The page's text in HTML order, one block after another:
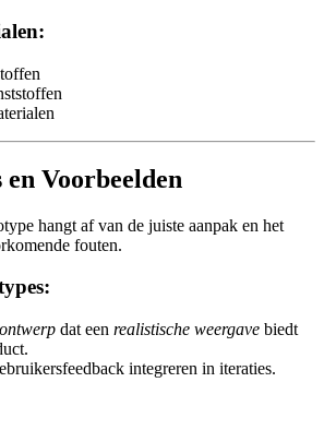
Voorbeelden
hangt af van de juiste aanpak en het
fouten.
dat een realistische weergave biedt
integreren in iteraties.